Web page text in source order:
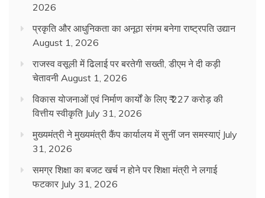
2026
प्रकृति और आधुनिकता का अनूठा संगम बनेगा राष्ट्रपति उद्यान
August 1, 2026
राजस्व वसूली में ढिलाई पर बरतेगी सख्ती, डीएम ने दी कड़ी
चेतावनी August 1, 2026
विकास योजनाओं एवं निर्माण कार्यों के लिए ₹ 227 करोड़ की
वित्तीय स्वीकृति July 31, 2026
मुख्यमंत्री ने मुख्यमंत्री कैंप कार्यालय में सुनीं जन समस्याएं July
31, 2026
समग्र शिक्षा का बजट खर्च न होने पर शिक्षा मंत्री ने लगाई
फटकार July 31, 2026